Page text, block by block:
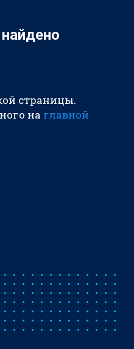
страницы.
на главной